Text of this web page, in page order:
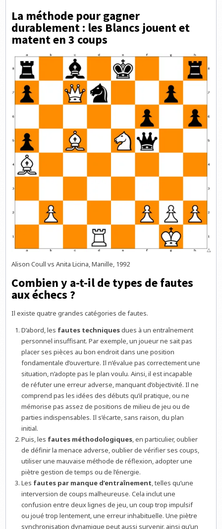
La méthode pour gagner
durablement : les Blancs jouent et
matent en 3 coups
Alison Coull vs Anita Licina, Manille, 1992
Combien y a-t-il de types de fautes
aux échecs ?
Il existe quatre grandes catégories de fautes.
D’abord, les fautes techniquesdues à un entraînement
personnel insuffisant. Par exemple, un joueur ne sait pas
placer ses pièces au bon endroit dans une position
fondamentale d’ouverture. Il n’évalue pas correctement une
situation, n’adopte pas le plan voulu. Ainsi, il est incapable
de réfuter une erreur adverse, manquant d’objectivité. Il ne
comprend pas les idées des débuts qu’il pratique, ou ne
mémorise pas assez de positions de milieu de jeu ou de
parties indispensables. Il s’écarte, sans raison, du plan
initial.
Puis, les fautes méthodologiques, en particulier, oublier
de définir la menace adverse, oublier de vérifier ses coups,
utiliser une mauvaise méthode de réflexion, adopter une
piètre gestion de temps ou de l’énergie.
Les fautes par manque d’entraînement, telles qu’une
interversion de coups malheureuse. Cela inclut une
confusion entre deux lignes de jeu, un coup trop impulsif
ou joué trop lentement, une erreur inhabituelle. Une piètre
synchronisation dynamique peut aussi survenir, ainsi qu’un